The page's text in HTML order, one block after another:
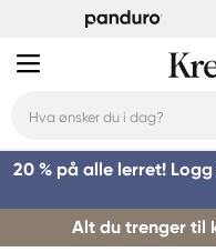
20 % på alle lerret!
Alt du trenger til